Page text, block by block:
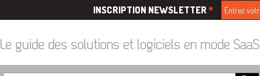
INSCRIPTION NEWSLETTER*
Le guide des solutions et logiciels en mode SaaS